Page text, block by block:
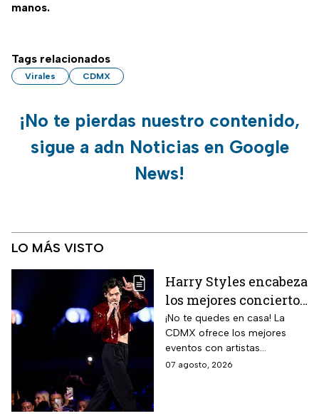
manos.
Tags relacionados
Virales CDMX
¡No te pierdas nuestro contenido,
sigue a adn Noticias en Google
News!
LO MÁS VISTO
Harry Styles encabeza
los mejores conciertos
en la CDMX hoy 7 de
agosto
¡No te quedes en casa! La
CDMX ofrece los mejores
eventos con artistas
internacionales este viernes 7
07 agosto, 2026